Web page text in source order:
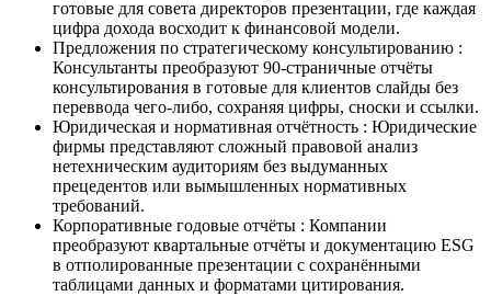
готовые для совета директоров презентации, где каждая
цифра дохода восходит к финансовой модели.
Предложения по стратегическому консультированию :
Консультанты преобразуют 90-страничные отчёты
консультирования в готовые для клиентов слайды без
переввода чего-либо, сохраняя цифры, сноски и ссылки.
Юридическая и нормативная отчётность : Юридические
фирмы представляют сложный правовой анализ
нетехническим аудиториям без выдуманных
прецедентов или вымышленных нормативных
требований.
Корпоративные годовые отчёты : Компании
преобразуют квартальные отчёты и документацию ESG
в отполированные презентации с сохранёнными
таблицами данных и форматами цитирования.